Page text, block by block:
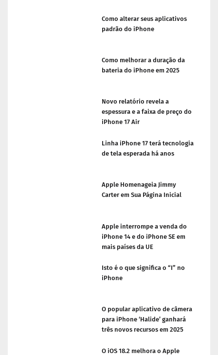
Como alterar seus aplicativos
padrão do iPhone
Como melhorar a duração da
bateria do iPhone em 2025
Novo relatório revela a
espessura e a faixa de preço do
iPhone 17 Air
Linha iPhone 17 terá tecnologia
de tela esperada há anos
Apple Homenageia Jimmy
Carter em Sua Página Inicial
Apple interrompe a venda do
iPhone 14 e do iPhone SE em
mais países da UE
Isto é o que significa o “I” no
iPhone
O popular aplicativo de câmera
para iPhone ‘Halide’ ganhará
três novos recursos em 2025
O iOS 18.2 melhora o Apple